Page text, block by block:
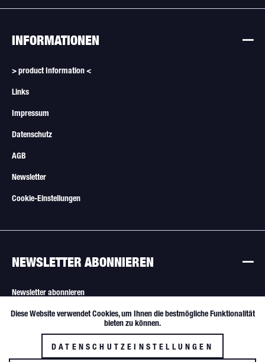
INFORMATIONEN
> product Information <
Links
Impressum
Datenschutz
AGB
Newsletter
Cookie-Einstellungen
NEWSLETTER ABONNIEREN
Newsletter abonnieren
Alle Angebote sind freibleibend. Verkauf nur an Wiederverkäufer und
gewerbliche Käufer.
Funktionale Aktiv
Inaktiv
Diese Website verwendet Cookies, um Ihnen die bestmögliche Funktionalität
bieten zu können.
DATENSCHUTZEINSTELLUNGEN